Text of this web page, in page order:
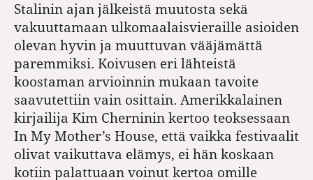
Stalinin ajan jälkeistä muutosta sekä
vakuuttamaan ulkomaalaisvieraille asioiden
olevan hyvin ja muuttuvan vääjämättä
paremmiksi. Koivusen eri lähteistä
koostaman arvioinnin mukaan tavoite
saavutettiin vain osittain. Amerikkalainen
kirjailija Kim Cherninin kertoo teoksessaan
In My Mother’s House, että vaikka festivaalit
olivat vaikuttava elämys, ei hän koskaan
kotiin palattuaan voinut kertoa omille